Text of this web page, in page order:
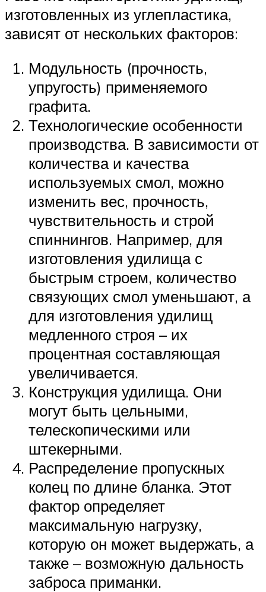
изготовленных из углепластика,
зависят от нескольких факторов:
Модульность (прочность,
упругость) применяемого
графита.
Технологические особенности
производства. В зависимости от
количества и качества
используемых смол, можно
изменить вес, прочность,
чувствительность и строй
спиннингов. Например, для
изготовления удилища с
быстрым строем, количество
связующих смол уменьшают, а
для изготовления удилищ
медленного строя – их
процентная составляющая
увеличивается.
Конструкция удилища. Они
могут быть цельными,
телескопическими или
штекерными.
Распределение пропускных
колец по длине бланка. Этот
фактор определяет
максимальную нагрузку,
которую он может выдержать, а
также – возможную дальность
заброса приманки.